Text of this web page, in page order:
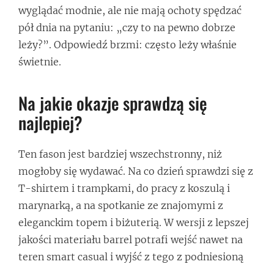
wyglądać modnie, ale nie mają ochoty spędzać
pół dnia na pytaniu: „czy to na pewno dobrze
leży?”. Odpowiedź brzmi: często leży właśnie
świetnie.
Na jakie okazje sprawdzą się
najlepiej?
Ten fason jest bardziej wszechstronny, niż
mogłoby się wydawać. Na co dzień sprawdzi się z
T-shirtem i trampkami, do pracy z koszulą i
marynarką, a na spotkanie ze znajomymi z
eleganckim topem i biżuterią. W wersji z lepszej
jakości materiału barrel potrafi wejść nawet na
teren smart casual i wyjść z tego z podniesioną